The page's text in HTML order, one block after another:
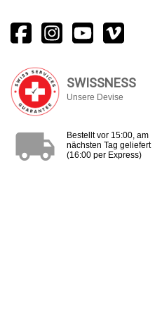
SWISSNESS
Unsere Devise
local_shipping
Bestellt vor 15:00, am
nächsten Tag geliefert
(16:00 per Express)